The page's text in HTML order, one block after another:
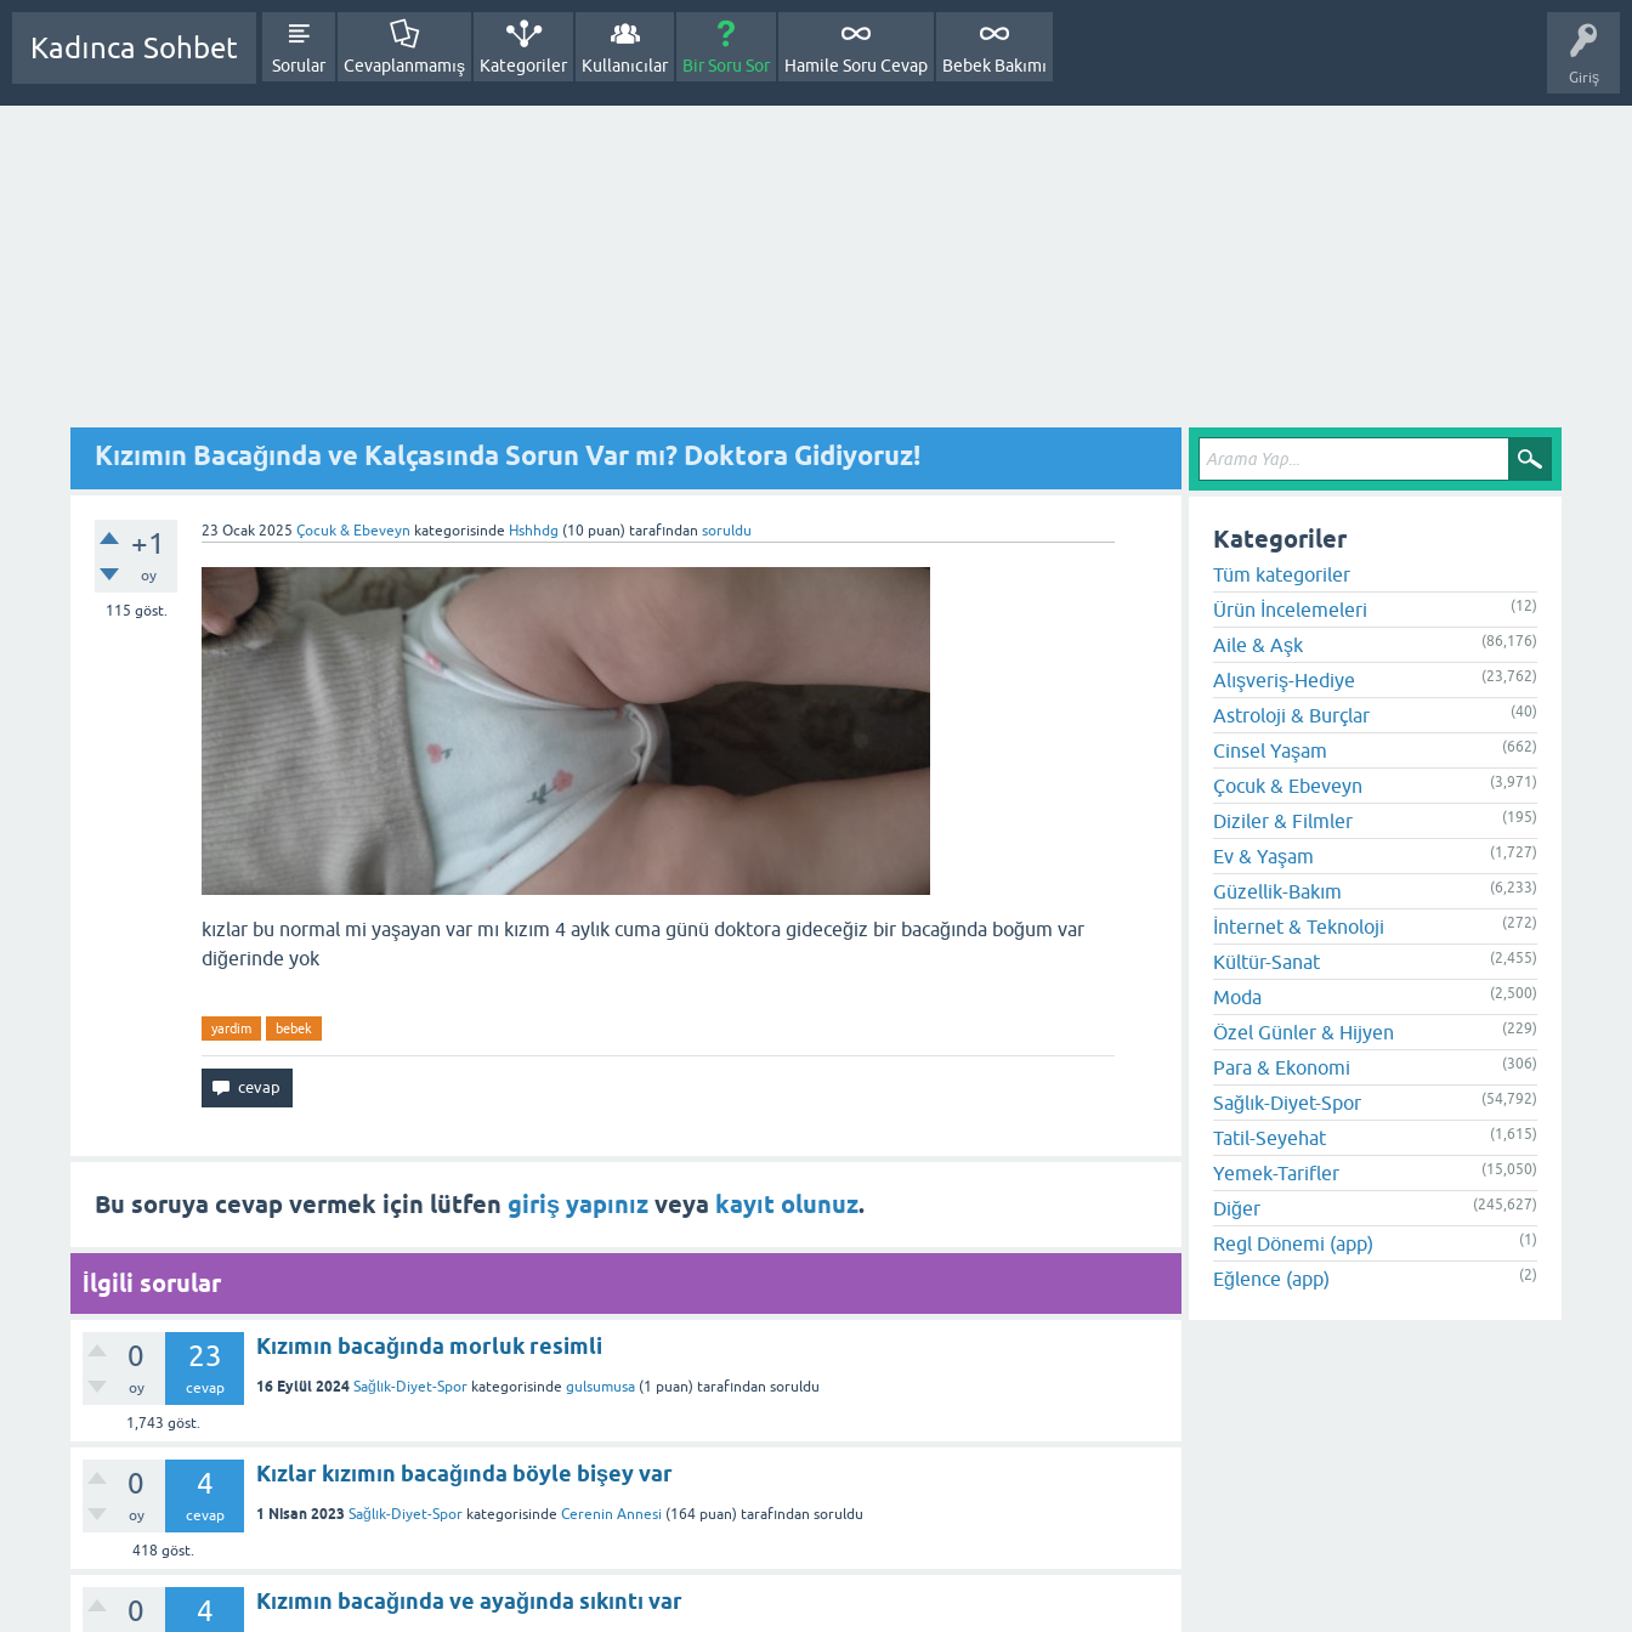
Giriş
Kadınca Sohbet
Sorular Cevaplanmamış Kategoriler Kullanıcılar Bir Soru Sor Hamile Soru Cevap Bebek Bakımı
Kızımın Bacağında ve Kalçasında Sorun Var mı? Doktora Gidiyoruz!
+1
oy
115 göst.
23 Ocak 2025 Çocuk & Ebeveyn kategorisinde Hshhdg (10 puan) tarafından soruldu
kızlar bu normal mi yaşayan var mı kızım 4 aylık cuma günü doktora gideceğiz bir bacağında boğum var
diğerinde yok
yardim bebek
Bu soruya cevap vermek için lütfen giriş yapınız veya kayıt olunuz.
İlgili sorular
0
oy
23
cevap
1,743 göst.
Kızımın bacağında morluk resimli
16 Eylül 2024 Sağlık-Diyet-Spor kategorisinde gulsumusa (1 puan) tarafından soruldu
0
oy
4
cevap
418 göst.
Kızlar kızımın bacağında böyle bişey var
1 Nisan 2023 Sağlık-Diyet-Spor kategorisinde Cerenin Annesi (164 puan) tarafından soruldu
0 4 Kızımın bacağında ve ayağında sıkıntı var
Kategoriler
Tüm kategoriler
Ürün İncelemeleri
(12)
Aile & Aşk (86,176)
Alışveriş-Hediye (23,762)
Astroloji & Burçlar (40)
Cinsel Yaşam (662)
Çocuk & Ebeveyn (3,971)
Diziler & Filmler (195)
Ev & Yaşam (1,727)
Güzellik-Bakım (6,233)
İnternet & Teknoloji (272)
Kültür-Sanat (2,455)
Moda (2,500)
Özel Günler & Hijyen (229)
Para & Ekonomi (306)
Sağlık-Diyet-Spor (54,792)
Tatil-Seyehat (1,615)
Yemek-Tarifler (15,050)
Diğer (245,627)
Regl Dönemi (app) (1)
Eğlence (app) (2)